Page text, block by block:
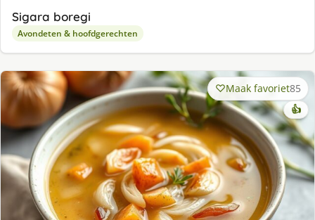
Sigara boregi
Avondeten & hoofdgerechten
Maak favoriet85
👍